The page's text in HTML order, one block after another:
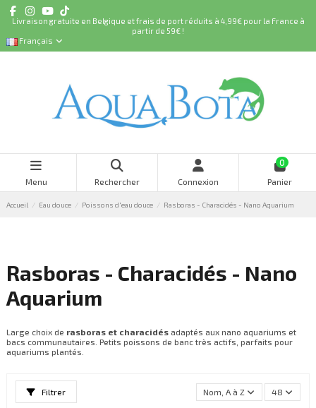
Livraison gratuite en Belgique et frais de port réduits à 4,99€ pour la France à
partir de 59€ !
Français
Menu Rechercher Connexion
0
Panier
Accueil Eau douce Poissons d'eau douce Rasboras - Characidés - Nano Aquarium
Rasboras - Characidés - Nano
Aquarium
Large choix de rasboras et characidés adaptés aux nano aquariums et
bacs communautaires. Petits poissons de banc très actifs, parfaits pour
aquariums plantés.
Filtrer Nom, A à Z 48